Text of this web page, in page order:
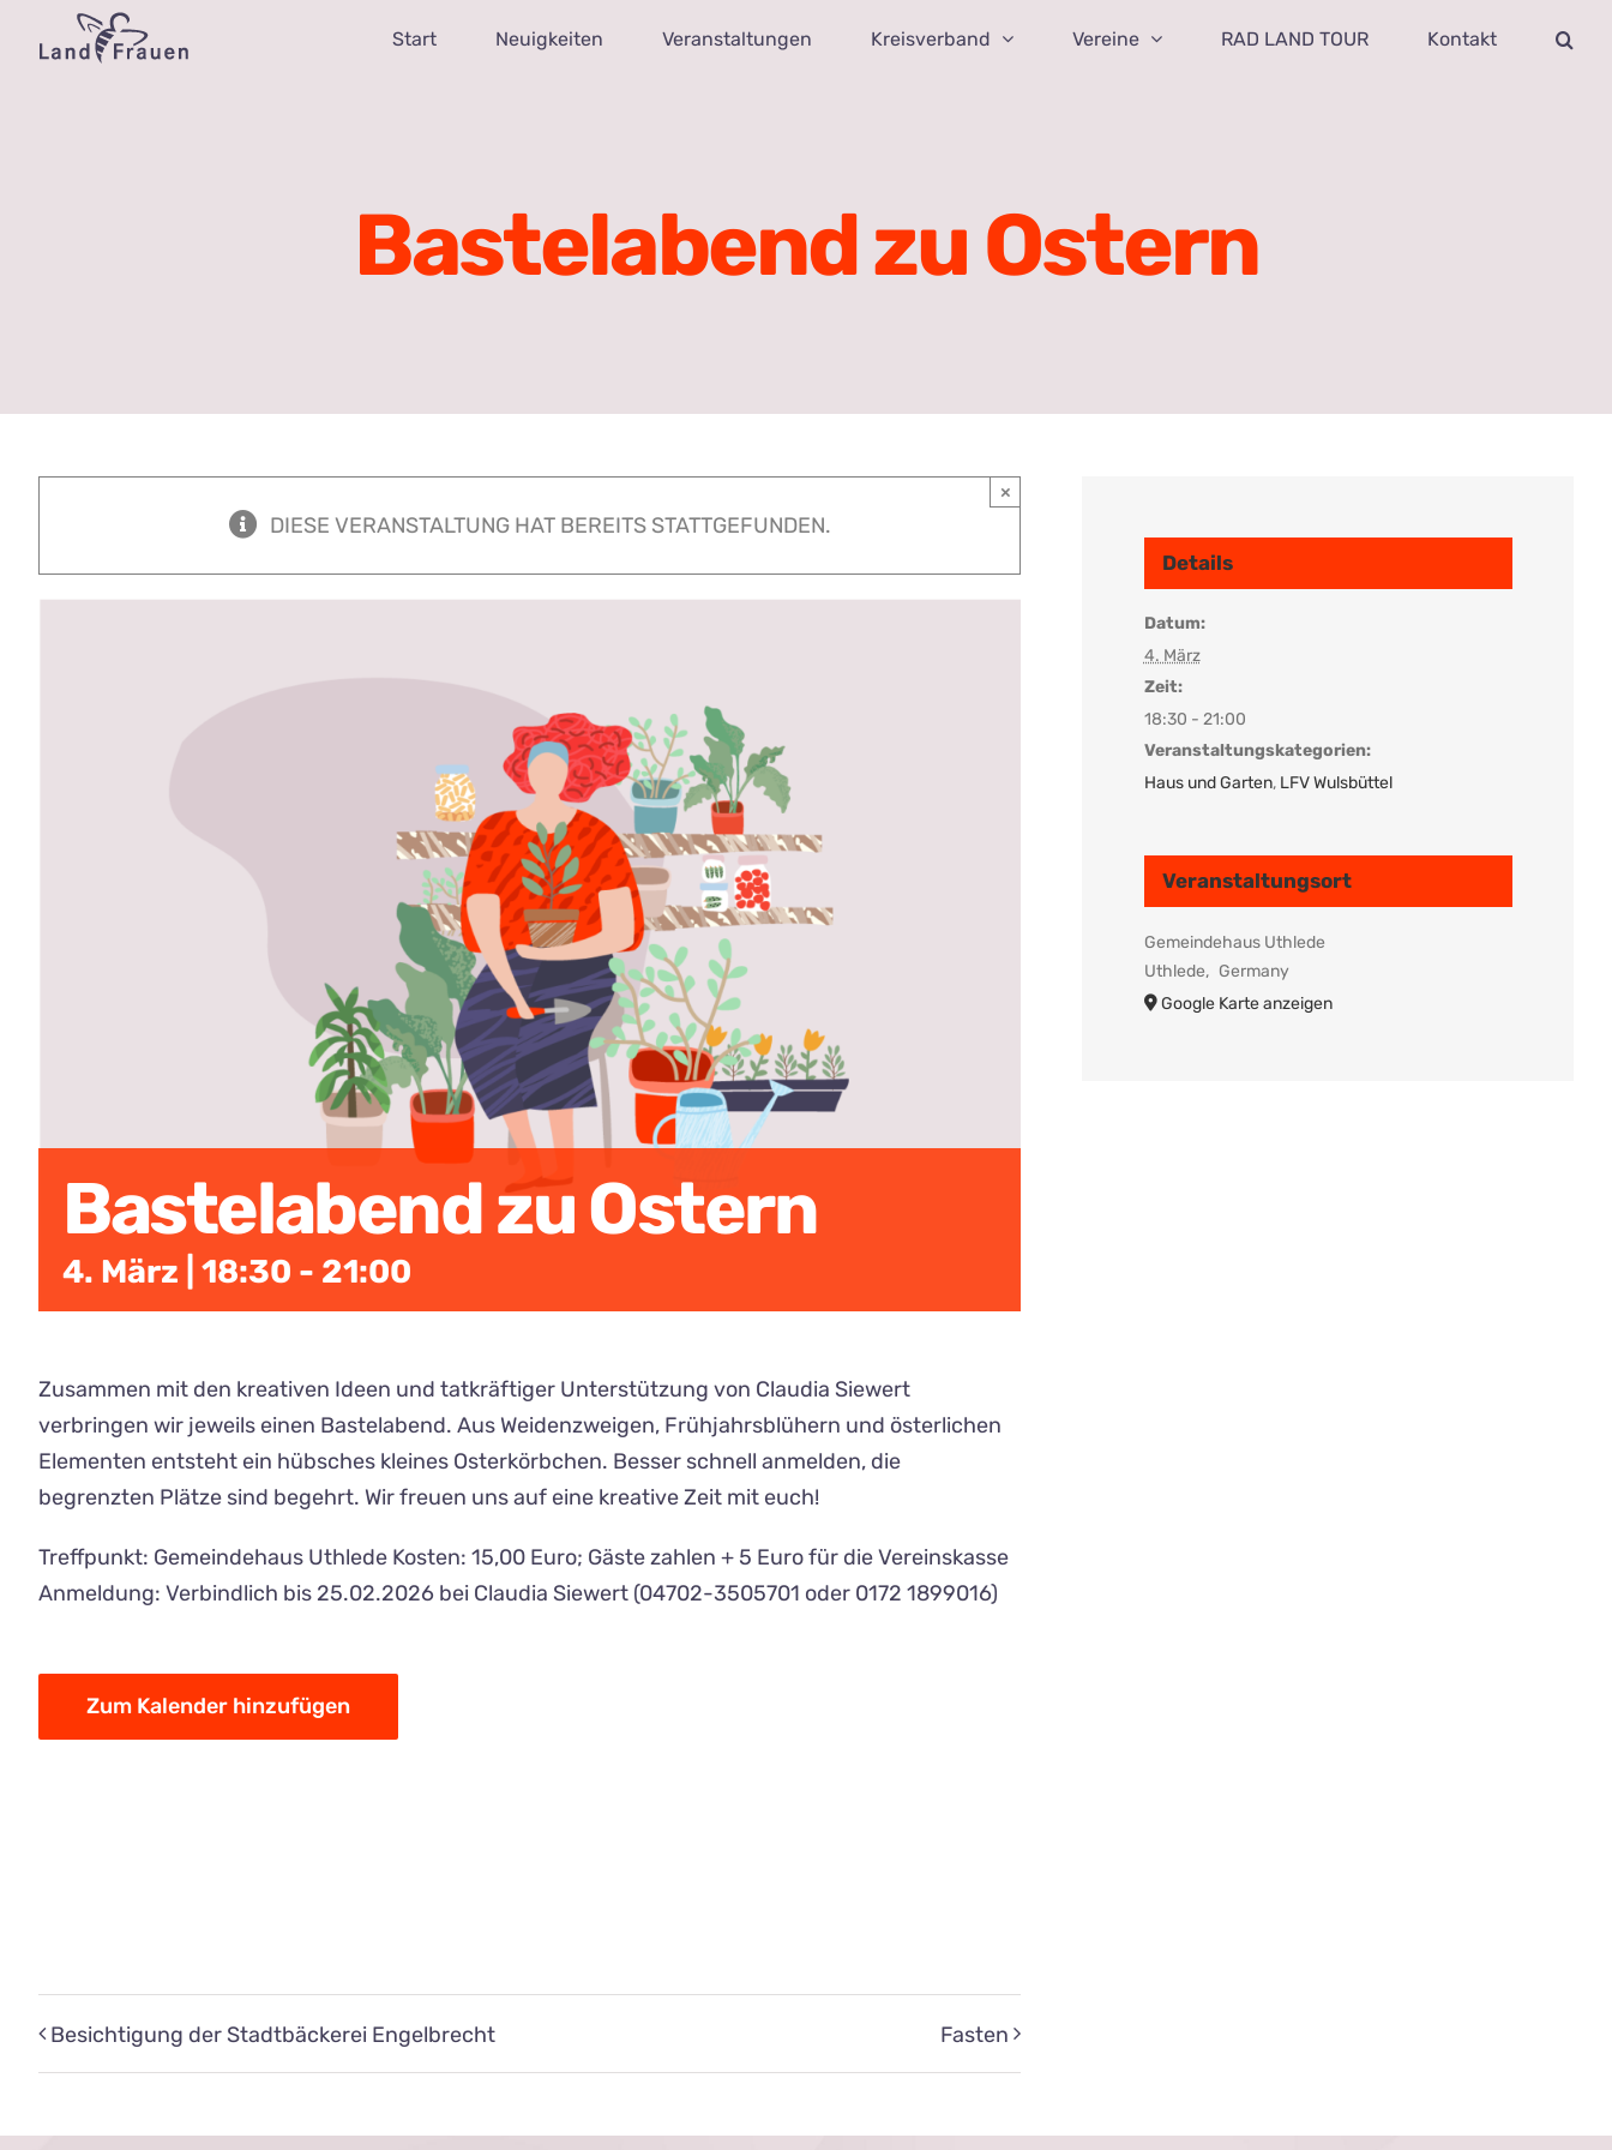
Inhalt
Start Neuigkeiten Veranstaltungen Kreisverband Vereine RAD LAND TOUR Kontakt
Bastelabend zu Ostern
DIESE VERANSTALTUNG HAT BEREITS STATTGEFUNDEN.
×
Bastelabend zu Ostern
4. März | 18:30 - 21:00
Zusammen mit den kreativen Ideen und tatkräftiger Unterstützung von Claudia Siewert
verbringen wir jeweils einen Bastelabend. Aus Weidenzweigen, Frühjahrsblühern und österlichen
Elementen entsteht ein hübsches kleines Osterkörbchen. Besser schnell anmelden, die
begrenzten Plätze sind begehrt. Wir freuen uns auf eine kreative Zeit mit euch!
Treffpunkt: Gemeindehaus Uthlede Kosten: 15,00 Euro; Gäste zahlen + 5 Euro für die Vereinskasse
Anmeldung: Verbindlich bis 25.02.2026 bei Claudia Siewert (04702-3505701 oder 0172 1899016)
Zum Kalender hinzufügen
Besichtigung der Stadtbäckerei Engelbrecht Fasten
Details
Datum:
4. März
Zeit:
18:30 - 21:00
Veranstaltungskategorien:
Haus und Garten, LFV Wulsbüttel
Veranstaltungsort
Gemeindehaus Uthlede
Uthlede, Germany
Google Karte anzeigen